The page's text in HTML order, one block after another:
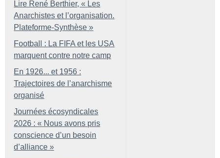
Lire René Berthier, « Les
Anarchistes et l’organisation.
Plateforme-Synthèse »
Football : La FIFA et les USA
marquent contre notre camp
En 1926... et 1956 :
Trajectoires de l’anarchisme
organisé
Journées écosyndicales
2026 : « Nous avons pris
conscience d’un besoin
d’alliance »